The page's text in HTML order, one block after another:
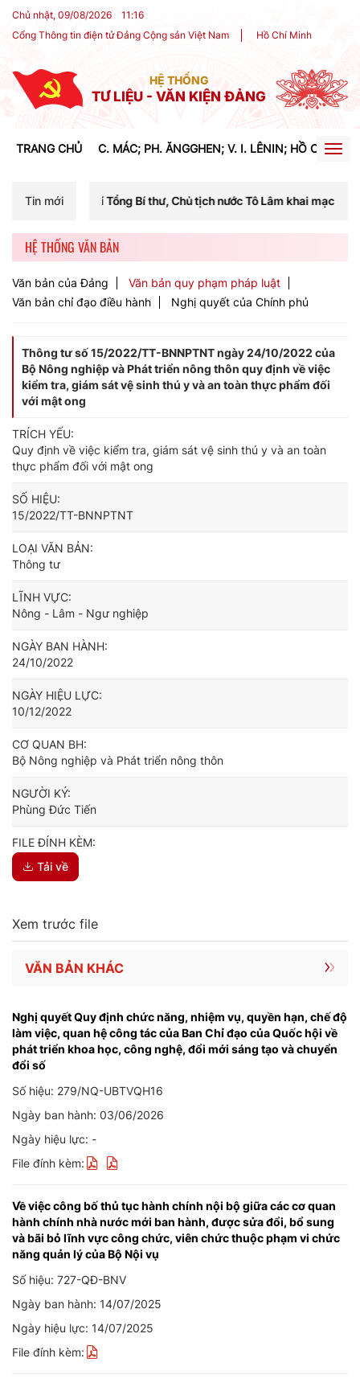
Chủ nhật, 09/08/2026 11 :16
Cổng Thông tin điện tử Đảng Cộng sản Việt Nam
Hồ Chí Minh
HỆ THỐNG
TƯ LIỆU - VĂN KIỆN ĐẢNG
TRANG CHỦ C. MÁC; PH. ĂNGGHEN; V. I. LÊNIN; HỒ CHÍ
Tin mới
Tổng Bí thư, Chủ tịch nước Tô Lâm khai mạc Hội nghị Trung ương
HỆ THỐNG VĂN BẢN
Văn bản của Đảng
Văn bản quy phạm pháp luật
Văn bản chỉ đạo điều hành
Nghị quyết của Chính phủ
Thông tư số 15/2022/TT-BNNPTNT ngày 24/10/2022 của
Bộ Nông nghiệp và Phát triển nông thôn quy định về việc
kiểm tra, giám sát vệ sinh thú y và an toàn thực phẩm đối
với mật ong
TRÍCH YẾU:
Quy định về việc kiểm tra, giám sát vệ sinh thú y và an toàn
thực phẩm đối với mật ong
SỐ HIỆU:
15/2022/TT-BNNPTNT
LOẠI VĂN BẢN:
Thông tư
LĨNH VỰC:
Nông - Lâm - Ngư nghiệp
NGÀY BAN HÀNH:
24/10/2022
NGÀY HIỆU LỰC:
10/12/2022
CƠ QUAN BH:
Bộ Nông nghiệp và Phát triển nông thôn
NGƯỜI KÝ:
Phùng Đức Tiến
FILE ĐÍNH KÈM:
Tải về
Xem trước file
VĂN BẢN KHÁC
Nghị quyết Quy định chức năng, nhiệm vụ, quyền hạn, chế độ
làm việc, quan hệ công tác của Ban Chỉ đạo của Quốc hội về
phát triển khoa học, công nghệ, đổi mới sáng tạo và chuyển
đổi số
Số hiệu: 279/NQ-UBTVQH16
Ngày ban hành: 03/06/2026
Ngày hiệu lực: -
File đính kèm:
Về việc công bố thủ tục hành chính nội bộ giữa các cơ quan
hành chính nhà nước mới ban hành, được sửa đổi, bổ sung
và bãi bỏ lĩnh vực công chức, viên chức thuộc phạm vi chức
năng quản lý của Bộ Nội vụ
Số hiệu: 727-QĐ-BNV
Ngày ban hành: 14/07/2025
Ngày hiệu lực: 14/07/2025
File đính kèm: